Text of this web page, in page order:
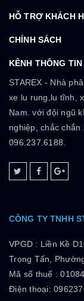
HỖ TRỢ KHÁCH
CHÍNH SÁCH
KÊNH THÔNG TIN
STAREX - Nhà
xe lu rung,lu tĩnh,
Nam. với đội ngũ
nghiệp, chắc chắn
096.237.6188.
CÔNG TY TNHH
VPGD : Liền Kề
Trọng Tấn,
Mã số thuế :
Điện thoại: